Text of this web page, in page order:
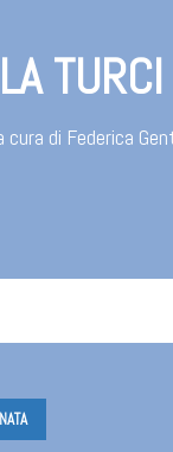
TURCI
di Federica